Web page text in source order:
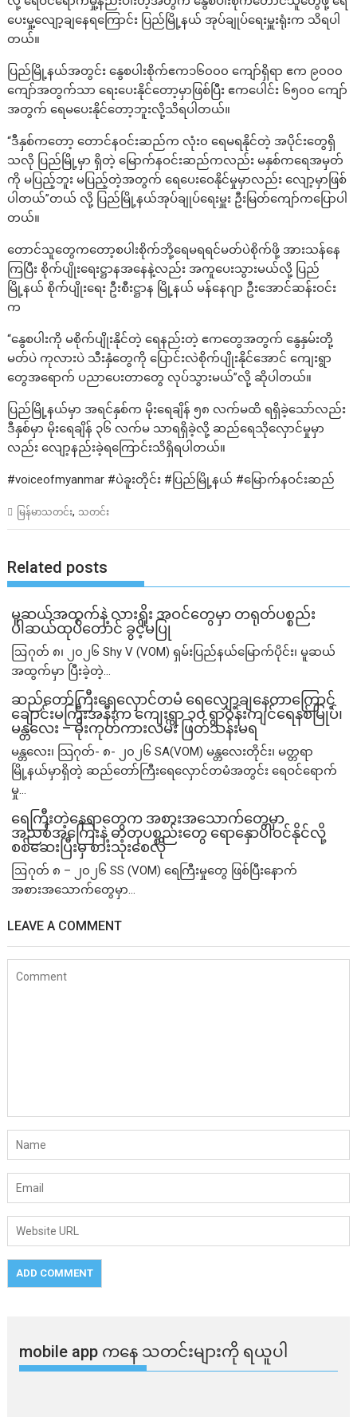
ပေးမှု့လျော့ချနေရကြောင်း ပြည်မြို့နယ် အုပ်ချုပ်ရေးမှူးရုံးက သိရပါ
တယ်။
ပြည်မြို့နယ်အတွင်း နွေစပါးစိုက်ဧက၁၆၀၀၀ ကျော်ရှိရာ ဧက ၉၀၀၀
ကျော်အတွက်သာ ရေးပေးနိုင်တော့မှာဖြစ်ပြီး ဧကပေါင်း ၆၅၀၀ ကျော်
အတွက် ရေမပေးနိုင်တော့ဘူးလို့သိရပါတယ်။
“ဒီနှစ်ကတော့ တောင်နဝင်းဆည်က လုံး၀ ရေမရနိုင်တဲ့ အပိုင်းတွေရှိ
သလို ပြည်မြို့မှာ ရှိတဲ့ မြောက်နဝင်းဆည်ကလည်း မနှစ်ကရေအမှတ်
ကို မပြည့်ဘူး မပြည့်တဲ့အတွက် ရေပေးဝေနိုင်မှုမှာလည်း လျော့မှာဖြစ်
ပါတယ်”တယ် လို့ ပြည်မြို့နယ်အုပ်ချုပ်ရေးမှူး ဦးမြတ်ကျော်ကပြောပါ
တယ်။
တောင်သူတွေကတော့စပါးစိုက်ဘို့ရေမရရင်မတ်ပဲစိုက်ဖို့ အားသန်နေ
ကြပြီး စိုက်ပျိုးရေးဋ္ဌာနအနေနဲ့လည်း အကူပေးသွားမယ်လို့ ပြည်
မြို့နယ် စိုက်ပျိုးရေး ဦးစီးဋ္ဌာန မြို့နယ် မန်နေဂျာ ဦးအောင်ဆန်းဝင်း
က
“နွေစပါးကို မစိုက်ပျိုးနိုင်တဲ့ ရေနည်းတဲ့ ဧကတွေအတွက် နွေနှမ်းတို့
မတ်ပဲ ကုလားပဲ သီးနှံတွေကို ပြောင်းလဲစိုက်ပျိုးနိုင်အောင် ကျေးရွာ
တွေအရောက် ပညာပေးတာတွေ လုပ်သွားမယ်”လို့ ဆိုပါတယ်။
ပြည်မြို့နယ်မှာ အရင်နှစ်က မိုးရေချိန် ၅၈ လက်မထိ ရရှိခဲ့သော်လည်း
ဒီနှစ်မှာ မိုးရေချိန် ၃၆ လက်မ သာရရှိခဲ့လို့ ဆည်ရေသိုလှောင်မှုမှာ
လည်း လျော့နည်းခဲ့ရကြောင်းသိရှိရပါတယ်။
#voiceofmyanmar #ပဲခူးတိုင်း #ပြည်မြို့နယ် #မြောက်နဝင်းဆည်
မြန်မာသတင်း, သတင်း
Related posts
မူဆယ်အထွက်နဲ့ လားရှိုး အဝင်တွေမှာ တရုတ်ပစ္စည်း
ပါဆယ်ထုပ်တောင် ခွင့်မပြု
ဩဂုတ် ၈၊ ၂၀၂၆ Shy V (VOM) ရှမ်းပြည်နယ်မြောက်ပိုင်း၊ မူဆယ်
အထွက်မှာ ပြီးခဲ့တဲ့...
ဆည်တော်ကြီးရေလှောင်တမံ ရေလျှော့ချနေတာကြောင့်
ချောင်းမကြီးအနီးက ကျေးရွာ ၁၀ ရွာဝန်းကျင်ရေနစ်မြုပ်၊
မန္တလေး – မိုးကုတ်ကားလမ်း ဖြတ်သန်းမရ
မန္တလေး၊ သြဂုတ်- ၈- ၂၀၂၆ SA(VOM) မန္တလေးတိုင်း၊ မတ္တရာ
မြို့နယ်မှာရှိတဲ့ ဆည်တော်ကြီးရေလှောင်တမံအတွင်း ရေဝင်ရောက်
မှု...
ရေကြီးတဲ့​နေရာ​တွေက အစားအသောက်တွေမှာ
အညစ်အကြေးနဲ့ ဓာတုပစ္စည်းတွေ ရောနှောပါဝင်နိုင်လို့
စစ်ဆေးပြီးမှ စားသုံးစေလို
ဩဂုတ် ၈ – ၂၀၂၆ SS (VOM) ရေကြီးမှုတွေ ဖြစ်ပြီးနောက်
အစားအသောက်တွေမှာ...
LEAVE A COMMENT
mobile app ​​ကနေ ​​သတင်းများကို ရယူပါ